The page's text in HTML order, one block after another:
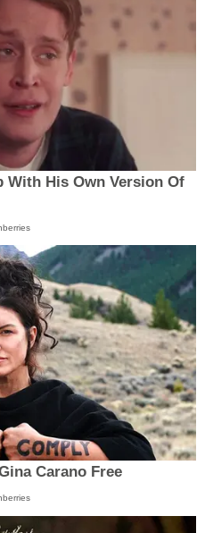
With His Own Version Of
Carano Free